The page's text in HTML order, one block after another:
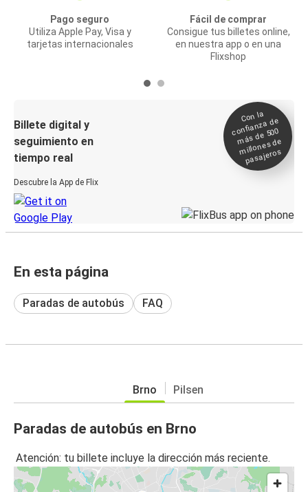
Pago seguro
Utiliza Apple Pay, Visa y
tarjetas internacionales
Fácil de comprar
Consigue tus billetes online,
en nuestra app o en una
Flixshop
Billete digital y
seguimiento en
tiempo real
Descubre la App de Flix
Con la
confianza de
más de 500
millones de
pasajeros
En esta página
Paradas de autobús FAQ
Brno Pilsen
Paradas de autobús en Brno
Atención: tu billete incluye la dirección más reciente.